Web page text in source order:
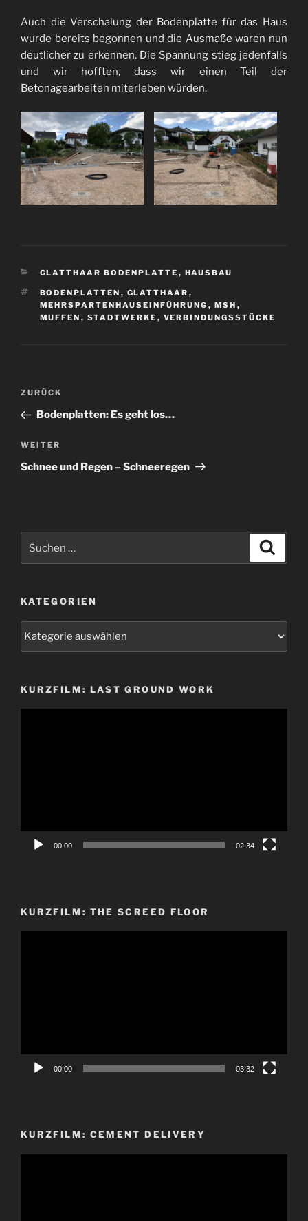
Auch die Verschalung der Bodenplatte für das Haus
wurde bereits begonnen und die Ausmaße waren nun
deutlicher zu erkennen. Die Spannung stieg jedenfalls
und wir hofften, dass wir einen Teil der
Betonagearbeiten miterleben würden.
KATEGORIEN
GLATTHAAR BODENPLATTE , HAUSBAU
SCHLAGWÖRTER
BODENPLATTEN , GLATTHAAR ,
MEHRSPARTENHAUSEINFÜHRUNG , MSH ,
MUFFEN , STADTWERKE , VERBINDUNGSSTÜCKE
Beitragsnavigation
Vorheriger
Beitrag
ZURÜCK
Bodenplatten: Es geht los…
Nächster
Beitrag
WEITER
Schnee und Regen – Schneeregen
nach:
KATEGORIEN
KURZFILM: LAST GROUND WORK
00:00 02:34
KURZFILM: THE SCREED FLOOR
00:00 03:32
KURZFILM: CEMENT DELIVERY